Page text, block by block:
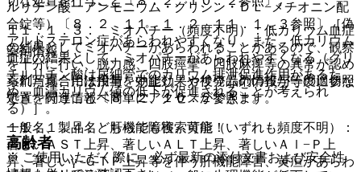
ルリチン酸一アンモニウム・グリシン・ＤＬ−メチオニン配
合錠等）〔８．２、１１．１．２、１１．１．３参照〕［偽
アルドステロン症があらわれやすくなり、また、低カリウム
血症の結果として、ミオパチーがあらわれやすくなる（グリ
チルリチン酸は尿細管でのカリウム排泄促進作用があるた
め、血清カリウム値の低下が促進されることが考えられ
る）］。
高齢者
１１．１．３． ミオパチー（頻度不明）：低カリウム血症
の結果としてミオパチーがあらわれることがあるので、観察
を十分に行い、脱力感、四肢痙攣・四肢麻痺等の異常が認め
られた場合には投与を中止し、カリウム剤の投与等の適切な
処置を行うこと〔８．２、１０．２参照〕。
１１．１．４． 肝機能障害、黄疸（いずれも頻度不明）：
著しいＡＳＴ上昇、著しいＡＬＴ上昇、著しいＡｌ−Ｐ上
昇、著しいγ−ＧＴＰ上昇等を伴う肝機能障害、黄疸があらわ
薬剤情報
薬剤写真、用法用量、効能効果や後発品の情報が一度に参照
でき、関連情報へ簡単にアクセスができます。
一般名、製品名どちらでも検索可能！
※ ご使用いただく際に、必ず最新の添付文書および安全性